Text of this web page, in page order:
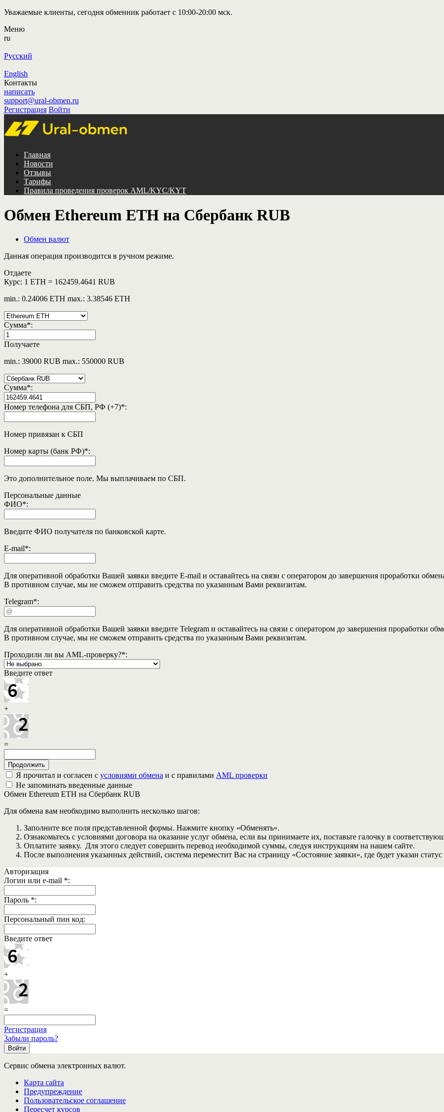
Уважаемые клиенты, сегодня обменник работает с 10:00-20:00 мск.
Меню
ru
Русский
English
Контакты
написать
support@ural-obmen.ru
Регистрация Войти
Главная
Новости
Отзывы
Тарифы
Правила проведения проверок AML/KYC/KYT
Обмен Ethereum ETH на Сбербанк RUB
Обмен валют
Данная операция производится в ручном режиме.
Отдаете
Курс: 1 ETH = 162459.4641 RUB
min.: 0.24006 ETH max.: 3.38546 ETH
Сумма*:
Получаете
min.: 39000 RUB max.: 550000 RUB
Сумма*:
Номер телефона для СБП, РФ (+7)*:
Номер привязан к СБП
Номер карты (банк РФ)*:
Это дополнительное поле. Мы выплачиваем по СБП.
Персональные данные
ФИО*:
Введите ФИО получателя по банковской карте.
E-mail*:
Для оперативной обработки Вашей заявки введите E-mail и оставайтесь на связи с оператором до завершения проработки
В противном случае, мы не сможем отправить средства по указанным Вами реквизитам.
Telegram*:
Для оперативной обработки Вашей заявки введите Telegram и оставайтесь на связи с оператором до завершения проработки
В противном случае, мы не сможем отправить средства по указанным Вами реквизитам.
Проходили ли вы AML-проверку?*:
Введите ответ
+
=
Я прочитал и согласен с условиями обмена и с правилами AML проверки
Не запоминать введенные данные
Обмен Ethereum ETH на Сбербанк RUB
Для обмена вам необходимо выполнить несколько шагов:
Заполните все поля представленной формы. Нажмите кнопку «Обменять».
Ознакомьтесь с условиями договора на оказание услуг обмена, если вы принимаете их, поставьте галочку в
Оплатите заявку. Для этого следует совершить перевод необходимой суммы, следуя инструкциям на нашем сайте.
После выполнения указанных действий, система переместит Вас на страницу «Состояние заявки», где будет указан
Авторизация
Логин или e-mail *:
Пароль *:
Персональный пин код:
Введите ответ
+
=
Регистрация
Забыли пароль?
Сервис обмена электронных валют.
Карта сайта
Предупреждение
Пользовательское соглашение
Пересчет курсов